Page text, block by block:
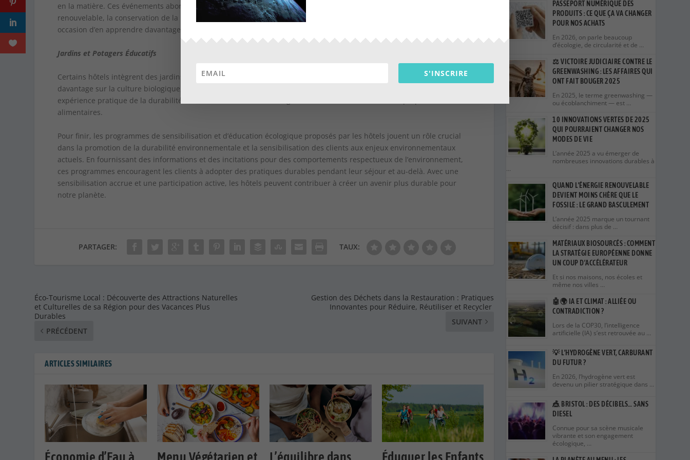
en la matière. Ces événements abordent des sujets tels que la gestion des déchets, l’utilisation de l’énergie
renouvelable, la conservation de la biodiversité et d’autres questions liées à l’environnement, offrant aux clients une
occasion d’en apprendre davantage et de poser des questions.
Jardins et Potagers Éducatifs
Certains hôtels intègrent des jardins et des potagers éducatifs sur leur propriété, où les clients peuvent en apprendre
davantage sur la culture biologique, la permaculture et la production alimentaire durable. Ces espaces offrent une
expérience pratique de la durabilité environnementale et encouragent les clients à réfléchir à leurs propres habitudes
alimentaires.
Pour finir, les programmes de sensibilisation et d’éducation écologique proposés par les hôtels jouent un rôle crucial
dans la promotion de la durabilité environnementale et la sensibilisation des clients aux enjeux environnementaux
actuels. En fournissant des informations et des incitations pour des comportements respectueux de l’environnement,
ces programmes encouragent les clients à adopter des pratiques durables pendant leur séjour et au-delà. Avec une
sensibilisation accrue et une participation active, les hôtels peuvent contribuer à créer un avenir plus durable pour
notre planète.
PARTAGER: TAUX:
Éco-Tourisme Local : Découverte des Attractions Naturelles
et Culturelles de sa Région pour des Vacances Plus
Durables
PRÉCÉDENT
Gestion des Déchets dans la Restauration : Pratiques
Innovantes pour Réduire, Réutiliser et Recycler
SUIVANT
ARTICLES SIMILAIRES
Économie d’Eau à Menu Végétarien et L’équilibre dans Éduquer les Enfants
PASSEPORT NUMÉRIQUE DES
PRODUITS : CE QUE ÇA VA CHANGER
POUR NOS ACHATS
En 2026, on parle beaucoup
d’écologie, de circularité et de …
⚖️ VICTOIRE JUDICIAIRE CONTRE LE
GREENWASHING : LES AFFAIRES QUI
ONT FAIT BOUGER 2025
En 2025, le terme greenwashing —
ou écoblanchiment — est …
10 INNOVATIONS VERTES DE 2025
QUI POURRAIENT CHANGER NOS
MODES DE VIE
L’année 2025 a vu émerger de
nombreuses innovations durables à
…
QUAND L’ÉNERGIE RENOUVELABLE
DEVIENT MOINS CHÈRE QUE LE
FOSSILE : LE GRAND BASCULEMENT
L’année 2025 marque un tournant
décisif : dans plus de …
MATÉRIAUX BIOSOURCÉS : COMMENT
LA STRATÉGIE EUROPÉENNE DONNE
UN COUP D’ACCÉLÉRATEUR
Et si nos maisons, nos écoles et
même nos villes …
🤖🌍 IA ET CLIMAT : ALLIÉE OU
CONTRADICTION ?
Lors de la COP30, l’intelligence
artificielle (IA) s’est retrouvée au …
💡 L’HYDROGÈNE VERT, CARBURANT
DU FUTUR ?
En 2026, l’hydrogène vert est
devenu un pilier stratégique dans …
🎪 BRISTOL : DES DÉCIBELS… SANS
DIESEL
Connue pour sa scène musicale
vibrante et son engagement
écologique, …
S'INSCRIRE